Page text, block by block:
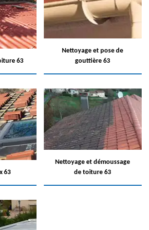
63
Nettoyage et pose de
gouttière 63
63
Nettoyage et démoussage
de toiture 63